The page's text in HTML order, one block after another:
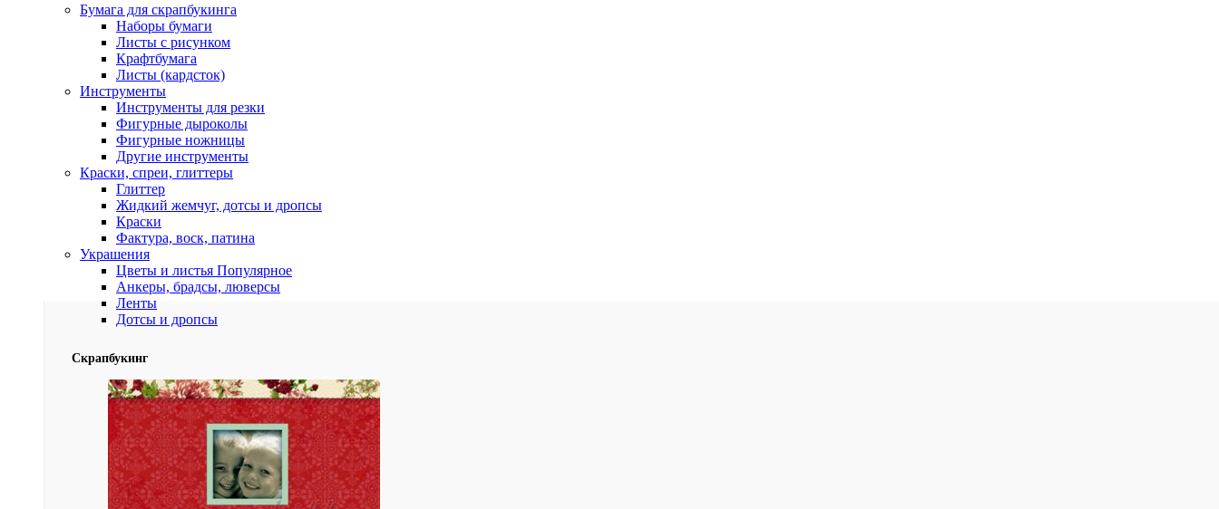
Бумага для скрапбукинга
Наборы бумаги
Листы с рисунком
Крафтбумага
Листы (кардсток)
Инструменты
Инструменты для резки
Фигурные дыроколы
Фигурные ножницы
Другие инструменты
Краски, спреи, глиттеры
Глиттер
Жидкий жемчуг, дотсы и дропсы
Краски
Фактура, воск, патина
Украшения
Цветы и листья Популярное
Анкеры, брадсы, люверсы
Ленты
Дотсы и дропсы
Скрапбукинг